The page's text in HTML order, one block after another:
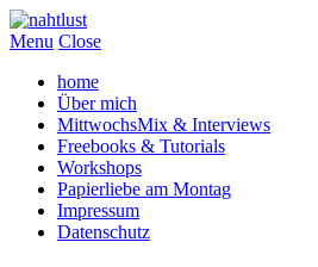
Menu Close
home
Über mich
MittwochsMix & Interviews
Freebooks & Tutorials
Workshops
Papierliebe am Montag
Impressum
Datenschutz